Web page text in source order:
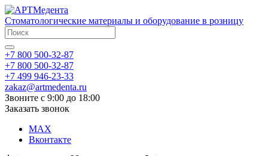
Стоматологические материалы и оборудование в розницу
+7 800 500-32-87
+7 800 500-32-87
+7 499 946-23-33
zakaz@artmedenta.ru
Звоните с 9:00 до 18:00
Заказать звонок
MAX
Вконтакте